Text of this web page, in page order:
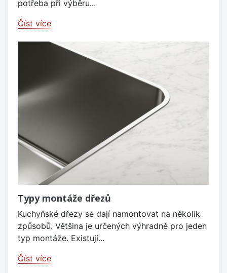
potřeba při výběru...
Číst více
Typy montáže dřezů
Kuchyňské dřezy se dají namontovat na několik
způsobů. Většina je určených výhradně pro jeden
typ montáže. Existují...
Číst více